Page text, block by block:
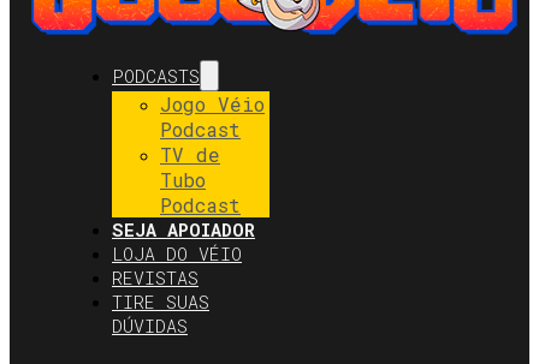
PODCASTS
Jogo Véio
Podcast
TV de
Tubo
Podcast
SEJA APOIADOR
LOJA DO VÉIO
REVISTAS
TIRE SUAS
DÚVIDAS